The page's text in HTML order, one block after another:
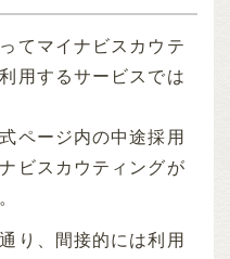
てマイナビスカウテ
用するサービスでは
ページ内の中途採用
ビスカウティングが
り、間接的には利用